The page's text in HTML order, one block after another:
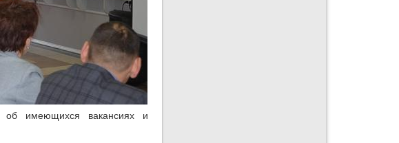
об имеющихся вакансиях и